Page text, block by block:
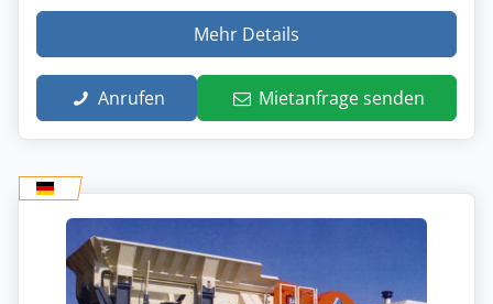
Mehr Details
Anrufen Mietanfrage senden